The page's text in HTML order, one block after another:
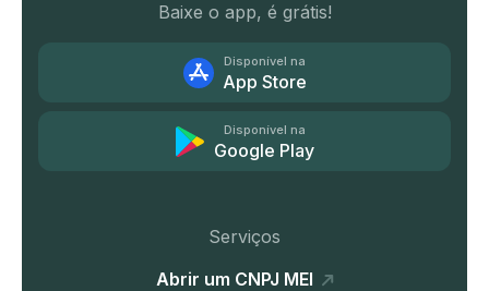
Baixe o app, é grátis!
Disponível na
App Store
Disponível na
Google Play
Serviços
Abrir um CNPJ MEI